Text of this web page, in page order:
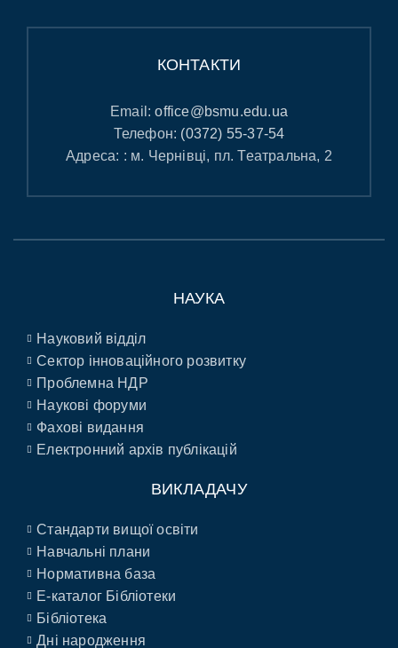
КОНТАКТИ
Email:office@bsmu.edu.ua
Телефон: (0372) 55-37-54
Адреса: : м. Чернівці, пл. Театральна, 2
НАУКА
Науковий відділ
Сектор інноваційного розвитку
Проблемна НДР
Наукові форуми
Фахові видання
Електронний архів публікацій
ВИКЛАДАЧУ
Стандарти вищої освіти
Навчальні плани
Нормативна база
E-каталог Бібліотеки
Бібліотека
Дні народження